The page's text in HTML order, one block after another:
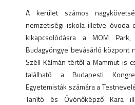
A kerület számos
nemzetiségi iskola illetve óvoda
kikapcsolódásra a MOM
Budagyöngye bevásárló központ
Széll Kálmán tértől a Mammut is
található a Budapesti
Egyetemisták számára a
Tanító és Óvónőképző Kara